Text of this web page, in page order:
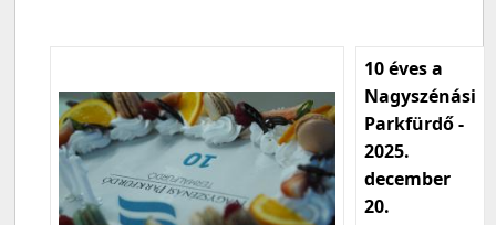
10 éves a
Nagyszénási
Parkfürdő -
2025.
december
20.